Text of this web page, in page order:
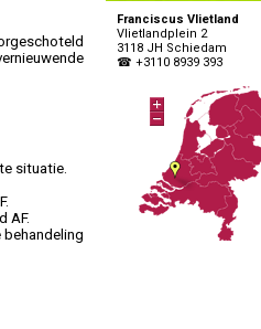
Franciscus Vlietland
Vlietlandplein 2
3118 JH Schiedam
☎ +3110 8939 393
situatie.
AF.